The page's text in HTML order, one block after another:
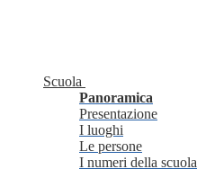
Scuola
Panoramica
Presentazione
I luoghi
Le persone
I numeri della scuola